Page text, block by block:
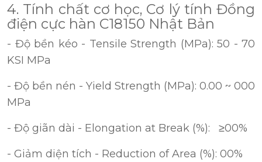
4. Tính chất cơ học, Cơ lý tính Đồng
điện cực hàn C18150 Nhật Bản
- Độ bền kéo - Tensile Strength (MPa): 50 - 70
KSI MPa
- Độ bền nén - Yield Strength (MPa): 0.00 ~ 000
MPa
- Độ giãn dài - Elongation at Break (%): ≥00%
- Giảm diện tích - Reduction of Area (%): 00%